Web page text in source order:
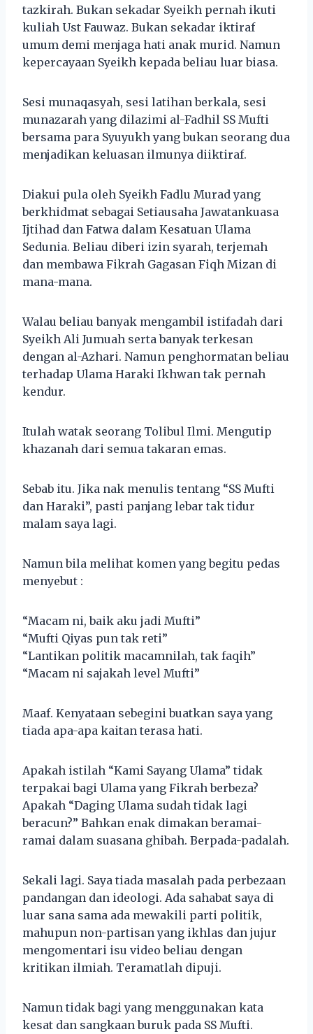
tazkirah. Bukan sekadar Syeikh pernah ikuti
kuliah Ust Fauwaz. Bukan sekadar iktiraf
umum demi menjaga hati anak murid. Namun
kepercayaan Syeikh kepada beliau luar biasa.
Sesi munaqasyah, sesi latihan berkala, sesi
munazarah yang dilazimi al-Fadhil SS Mufti
bersama para Syuyukh yang bukan seorang dua
menjadikan keluasan ilmunya diiktiraf.
Diakui pula oleh Syeikh Fadlu Murad yang
berkhidmat sebagai Setiausaha Jawatankuasa
Ijtihad dan Fatwa dalam Kesatuan Ulama
Sedunia. Beliau diberi izin syarah, terjemah
dan membawa Fikrah Gagasan Fiqh Mizan di
mana-mana.
Walau beliau banyak mengambil istifadah dari
Syeikh Ali Jumuah serta banyak terkesan
dengan al-Azhari. Namun penghormatan beliau
terhadap Ulama Haraki Ikhwan tak pernah
kendur.
Itulah watak seorang Tolibul Ilmi. Mengutip
khazanah dari semua takaran emas.
Sebab itu. Jika nak menulis tentang “SS Mufti
dan Haraki”, pasti panjang lebar tak tidur
malam saya lagi.
Namun bila melihat komen yang begitu pedas
menyebut :
“Macam ni, baik aku jadi Mufti”
“Mufti Qiyas pun tak reti”
“Lantikan politik macamnilah, tak faqih”
“Macam ni sajakah level Mufti”
Maaf. Kenyataan sebegini buatkan saya yang
tiada apa-apa kaitan terasa hati.
Apakah istilah “Kami Sayang Ulama” tidak
terpakai bagi Ulama yang Fikrah berbeza?
Apakah “Daging Ulama sudah tidak lagi
beracun?” Bahkan enak dimakan beramai-
ramai dalam suasana ghibah. Berpada-padalah.
Sekali lagi. Saya tiada masalah pada perbezaan
pandangan dan ideologi. Ada sahabat saya di
luar sana sama ada mewakili parti politik,
mahupun non-partisan yang ikhlas dan jujur
mengomentari isu video beliau dengan
kritikan ilmiah. Teramatlah dipuji.
Namun tidak bagi yang menggunakan kata
kesat dan sangkaan buruk pada SS Mufti.